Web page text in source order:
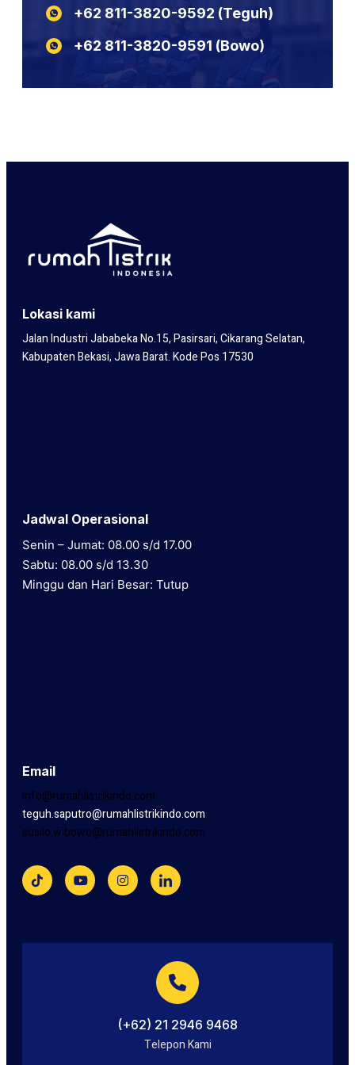
N2XSEFGbY
N2XSERY
KABEL POTONGAN LIYCY
KABEL POTONGAN NYY
+62 811-3820-9592‬‬‬‬‬‬‬‬‬‬‬‬‬‬ (Teguh)
+62 811-3820-9591‬‬‬‬‬‬‬‬‬‬‬‬‬‬ (Bowo)
Lokasi kami
Jalan Industri Jababeka No.15, Pasirsari, Cikarang Selatan,
Kabupaten Bekasi, Jawa Barat. Kode Pos 17530
Jadwal Operasional
Senin – Jumat: 08.00 s/d 17.00
Sabtu: 08.00 s/d 13.30
Minggu dan Hari Besar: Tutup
Email
info@rumahlistrikindo.com
teguh.saputro@rumahlistrikindo.com
susilo.wibowo@rumahlistrikindo.com
(+62) 21 2946 9468
Telepon Kami